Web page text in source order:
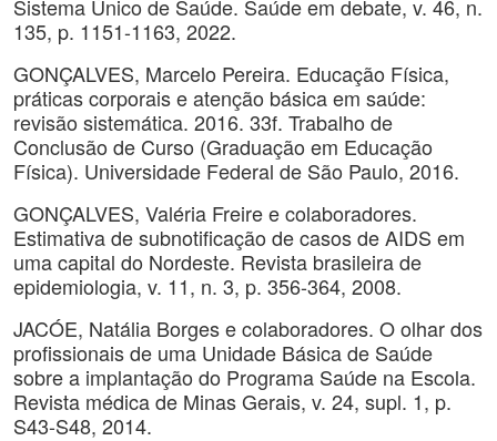
Sistema Único de Saúde. Saúde em debate, v. 46, n.
135, p. 1151-1163, 2022.
GONÇALVES, Marcelo Pereira. Educação Física,
práticas corporais e atenção básica em saúde:
revisão sistemática. 2016. 33f. Trabalho de
Conclusão de Curso (Graduação em Educação
Física). Universidade Federal de São Paulo, 2016.
GONÇALVES, Valéria Freire e colaboradores.
Estimativa de subnotificação de casos de AIDS em
uma capital do Nordeste. Revista brasileira de
epidemiologia, v. 11, n. 3, p. 356-364, 2008.
JACÓE, Natália Borges e colaboradores. O olhar dos
profissionais de uma Unidade Básica de Saúde
sobre a implantação do Programa Saúde na Escola.
Revista médica de Minas Gerais, v. 24, supl. 1, p.
S43-S48, 2014.